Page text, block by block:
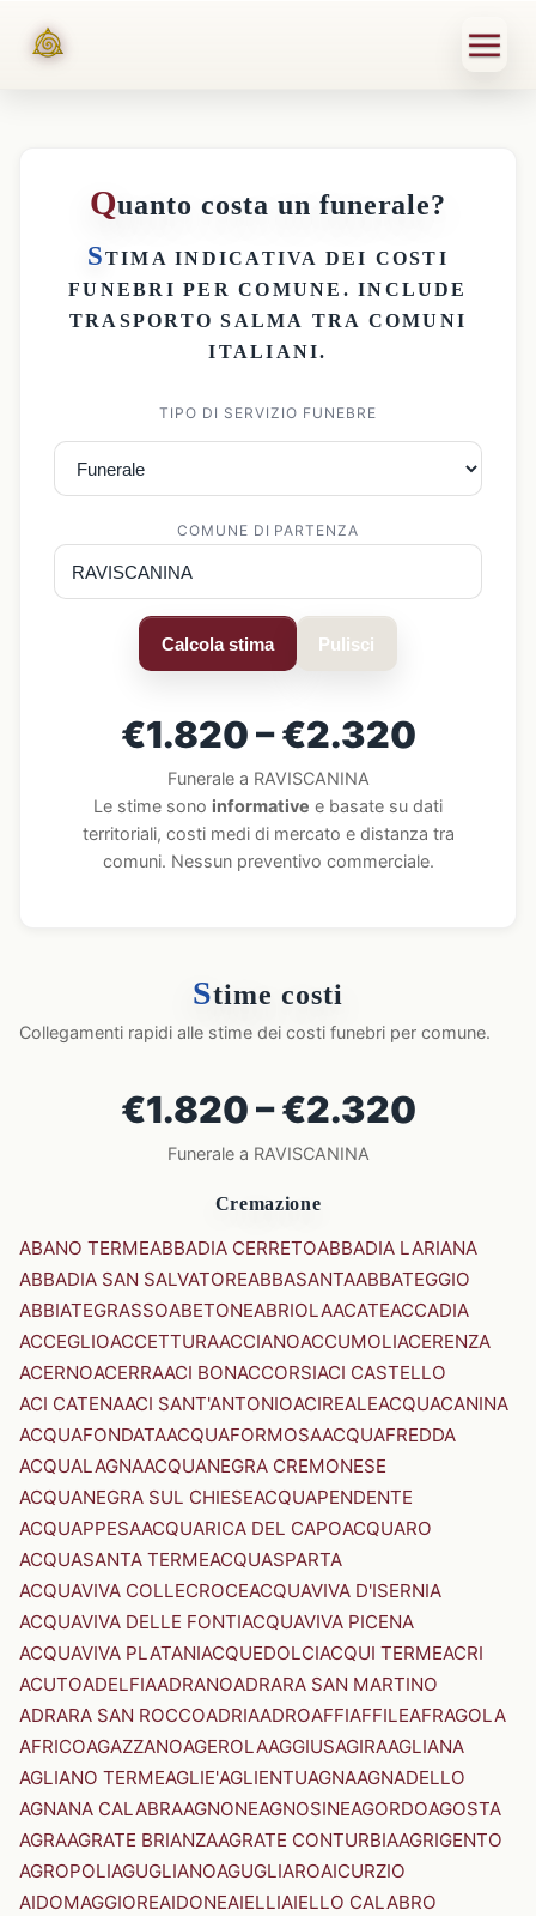
Quanto costa un funerale?
STIMA INDICATIVA DEI COSTI
FUNEBRI PER COMUNE . INCLUDE
TRASPORTO SALMA TRA COMUNI
ITALIANI.
TIPO DI SERVIZIO FUNEBRE
COMUNE DI PARTENZA
Calcola stima Pulisci
€1.820 – €2.320
Funerale a RAVISCANINA
Le stime sono informative e basate su dati
territoriali, costi medi di mercato e distanza tra
comuni. Nessun preventivo commerciale.
Stime costi
Collegamenti rapidi alle stime dei costi funebri per comune.
€1.820 – €2.320
Funerale a RAVISCANINA
Cremazione
ABANO TERMEABBADIA CERRETOABBADIA LARIANA
ABBADIA SAN SALVATOREABBASANTAABBATEGGIO
ABBIATEGRASSOABETONEABRIOLAACATEACCADIA
ACCEGLIOACCETTURAACCIANOACCUMOLIACERENZA
ACERNOACERRAACI BONACCORSIACI CASTELLO
ACI CATENAACI SANT'ANTONIOACIREALEACQUACANINA
ACQUAFONDATAACQUAFORMOSAACQUAFREDDA
ACQUALAGNAACQUANEGRA CREMONESE
ACQUANEGRA SUL CHIESEACQUAPENDENTE
ACQUAPPESAACQUARICA DEL CAPOACQUARO
ACQUASANTA TERMEACQUASPARTA
ACQUAVIVA COLLECROCEACQUAVIVA D'ISERNIA
ACQUAVIVA DELLE FONTIACQUAVIVA PICENA
ACQUAVIVA PLATANIACQUEDOLCIACQUI TERMEACRI
ACUTOADELFIAADRANOADRARA SAN MARTINO
ADRARA SAN ROCCOADRIAADROAFFIAFFILEAFRAGOLA
AFRICOAGAZZANOAGEROLAAGGIUSAGIRAAGLIANA
AGLIANO TERMEAGLIE'AGLIENTUAGNAAGNADELLO
AGNANA CALABRAAGNONEAGNOSINEAGORDOAGOSTA
AGRAAGRATE BRIANZAAGRATE CONTURBIAAGRIGENTO
AGROPOLIAGUGLIANOAGUGLIAROAICURZIO
AIDOMAGGIOREAIDONEAIELLIAIELLO CALABRO